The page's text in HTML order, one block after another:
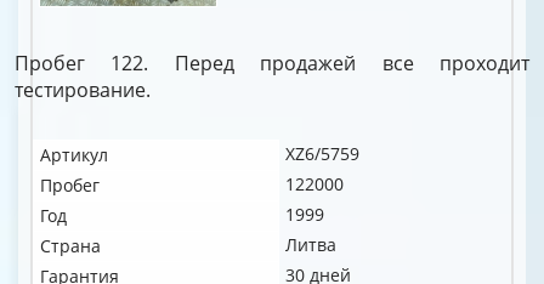
Пробег 122. Перед продажей все проходит
тестирование.
Артикул
XZ6/5759
Пробег
122000
Год
1999
Страна
Литва
Гарантия
30 дней